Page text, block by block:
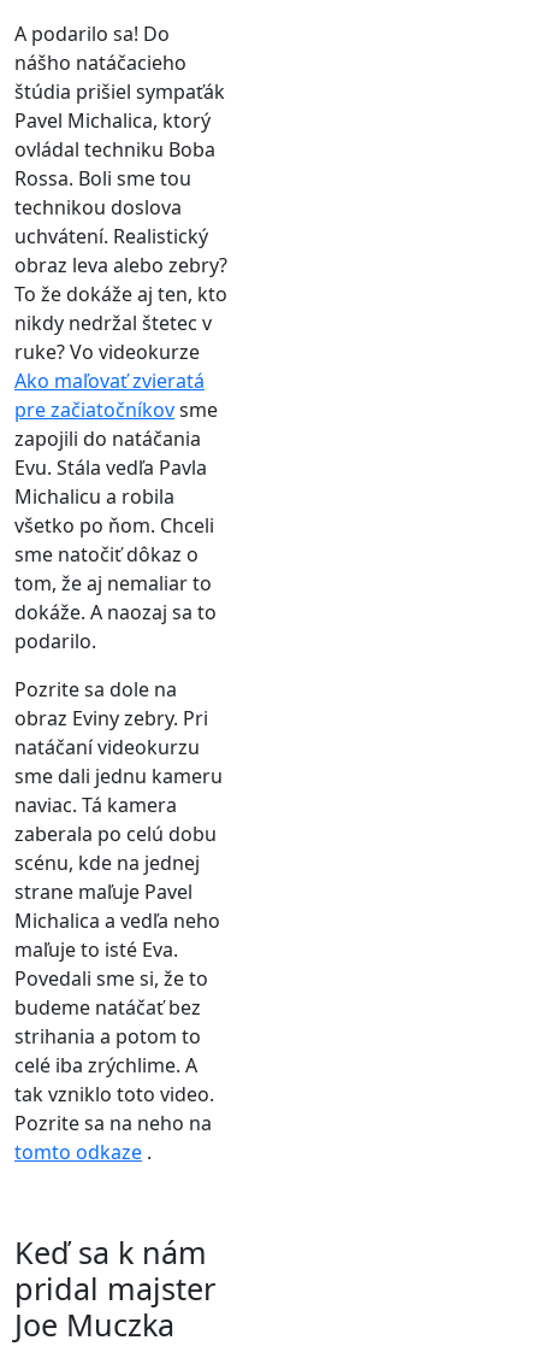
A podarilo sa! Do
nášho natáčacieho
štúdia prišiel sympaťák
Pavel Michalica, ktorý
ovládal techniku Boba
Rossa. Boli sme tou
technikou doslova
uchvátení. Realistický
obraz leva alebo zebry?
To že dokáže aj ten, kto
nikdy nedržal štetec v
ruke? Vo videokurze
Ako maľovať zvieratá
pre začiatočníkovsme
zapojili do natáčania
Evu. Stála vedľa Pavla
Michalicu a robila
všetko po ňom. Chceli
sme natočiť dôkaz o
tom, že aj nemaliar to
dokáže. A naozaj sa to
podarilo.
Pozrite sa dole na
obraz Eviny zebry. Pri
natáčaní videokurzu
sme dali jednu kameru
naviac. Tá kamera
zaberala po celú dobu
scénu, kde na jednej
strane maľuje Pavel
Michalica a vedľa neho
maľuje to isté Eva.
Povedali sme si, že to
budeme natáčať bez
strihania a potom to
celé iba zrýchlime. A
tak vzniklo toto video.
Pozrite sa na neho na
tomto odkaze .
Keď sa k nám
pridal majster
Joe Muczka